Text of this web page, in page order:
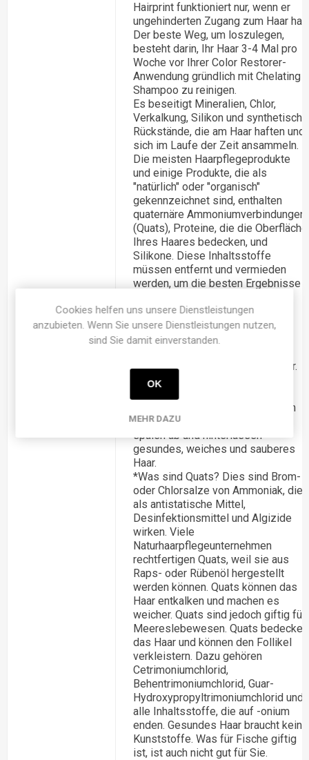
Hairprint funktioniert nur, wenn er
ungehinderten Zugang zum Haar hat.
Der beste Weg, um loszulegen,
besteht darin, Ihr Haar 3-4 Mal pro
Woche vor Ihrer Color Restorer-
Anwendung gründlich mit Chelating
Shampoo zu reinigen.
Es beseitigt Mineralien, Chlor,
Verkalkung, Silikon und synthetische
Rückstände, die am Haar haften und
sich im Laufe der Zeit ansammeln.
Die meisten Haarpflegeprodukte
und einige Produkte, die als
"natürlich" oder "organisch"
gekennzeichnet sind, enthalten
quaternäre Ammoniumverbindungen
(Quats), Proteine, die die Oberfläche
Ihres Haares bedecken, und
Silikone. Diese Inhaltsstoffe
müssen entfernt und vermieden
werden, um die besten Ergebnisse
Unsere sanften Shampoos und
Conditioner für den täglichen
Gebrauch sind ideal für den
nach dem Hairprint Color Restorer.
Jede Formel ist frei von
sowohl für jungfräuliches als auch
für coloriertes Haar geeignet. Sie
spülen ab und hinterlassen
gesundes, weiches und sauberes
Haar.
*Was sind Quats? Dies sind Brom-
oder Chlorsalze von Ammoniak, die
als antistatische Mittel,
Desinfektionsmittel und Algizide
wirken. Viele
Naturhaarpflegeunternehmen
rechtfertigen Quats, weil sie aus
Raps- oder Rübenöl hergestellt
werden können. Quats können das
Haar entkalken und machen es
weicher. Quats sind jedoch giftig für
Meereslebewesen. Quats bedecken
das Haar und können den Follikel
verkleistern. Dazu gehören
Cetrimoniumchlorid,
Behentrimoniumchlorid, Guar-
Hydroxypropyltrimoniumchlorid und
alle Inhaltsstoffe, die auf -onium
enden. Gesundes Haar braucht keine
Kunststoffe. Was für Fische giftig
ist, ist auch nicht gut für Sie.
Cookies helfen uns unsere Dienstleistungen
anzubieten. Wenn Sie unsere Dienstleistungen nutzen,
sind Sie damit einverstanden.
OK
MEHR DAZU